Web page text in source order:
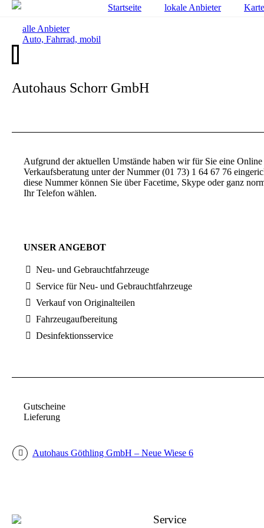
Startseite lokale Anbieter Karte
alle Anbieter
Auto, Fahrrad, mobil
Autohaus Schorr GmbH
Aufgrund der aktuellen Umstände haben wir für Sie eine Online
Verkaufsberatung unter der Nummer (01 73) 1 64 67 76
diese Nummer können Sie über Facetime, Skype oder ganz
Ihr Telefon wählen.
UNSER ANGEBOT
Neu- und Gebrauchtfahrzeuge
Service für Neu- und Gebrauchtfahrzeuge
Verkauf von Originalteilen
Fahrzeugaufbereitung
Desinfektionsservice
Gutscheine
Lieferung
Autohaus Göthling GmbH – Neue Wiese 6
Service